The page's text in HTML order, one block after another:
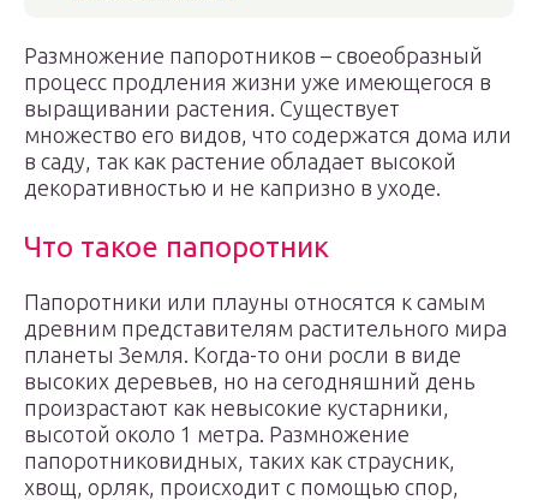
Размножение папоротников – своеобразный
процесс продления жизни уже имеющегося в
выращивании растения. Существует
множество его видов, что содержатся дома или
в саду, так как растение обладает высокой
декоративностью и не капризно в уходе.
Что такое папоротник
Папоротники или плауны относятся к самым
древним представителям растительного мира
планеты Земля. Когда-то они росли в виде
высоких деревьев, но на сегодняшний день
произрастают как невысокие кустарники,
высотой около 1 метра. Размножение
папоротниковидных, таких как страусник,
хвощ, орляк, происходит с помощью спор,